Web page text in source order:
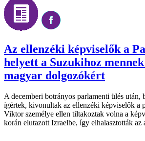
Az ellenzéki képviselők a
helyett a Suzukihoz
magyar dolgozókért
A decemberi botrányos parlamenti ülés után,
ígértek, kivonultak az ellenzéki képviselők a
Viktor személye ellen tiltakoztak volna a
korán elutazott Izraelbe, így elhalasztották az